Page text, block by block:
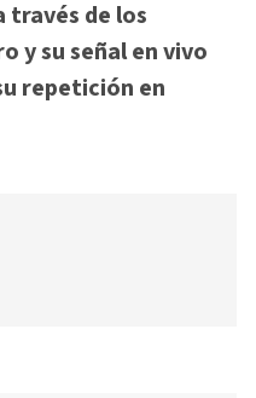
través de los
y su señal en vivo
repetición en